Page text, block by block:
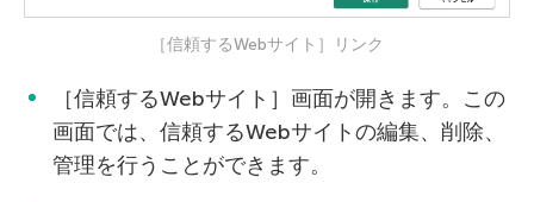
［信頼するWebサイト］リンク
［信頼するWebサイト］画面が開きます。この
画面では、信頼するWebサイトの編集、削除、
管理を行うことができます。